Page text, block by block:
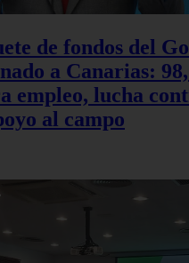
de fondos del
a Canarias:
empleo, lucha
al campo